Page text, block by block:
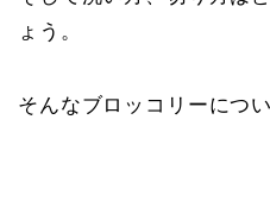
ょう。
そんなブロッコリーにつ